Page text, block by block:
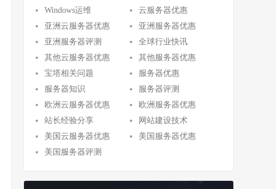
Windows运维
云服务器优惠
亚洲云服务器优惠
亚洲服务器优惠
亚洲服务器评测
全球行业快讯
其他云服务器优惠
其他服务器优惠
宝塔相关问题
服务器优惠
服务器知识
服务器评测
欧洲云服务器优惠
欧洲服务器优惠
站长经验分享
网站建设技术
美国云服务器优惠
美国服务器优惠
美国服务器评测